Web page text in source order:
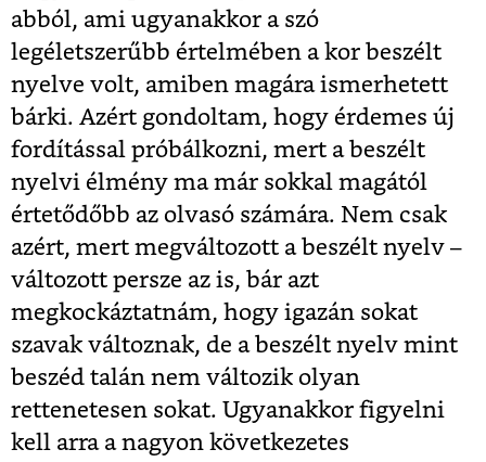
abból, ami ugyanakkor a szó
legéletszerűbb értelmében a kor beszélt
nyelve volt, amiben magára ismerhetett
bárki. Azért gondoltam, hogy érdemes új
fordítással próbálkozni, mert a beszélt
nyelvi élmény ma már sokkal magától
értetődőbb az olvasó számára. Nem csak
azért, mert megváltozott a beszélt nyelv –
változott persze az is, bár azt
megkockáztatnám, hogy igazán sokat
szavak változnak, de a beszélt nyelv mint
beszéd talán nem változik olyan
rettenetesen sokat. Ugyanakkor figyelni
kell arra a nagyon következetes